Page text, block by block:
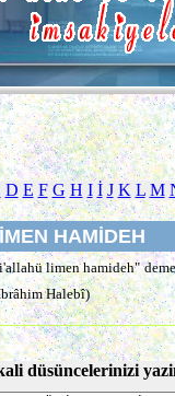
D E F G H I İ J K L M
HAMİDEH
limen hamideh"
Halebî)
düsüncelerinizi